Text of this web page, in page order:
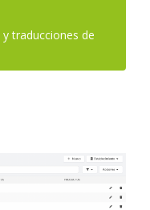
traducciones de